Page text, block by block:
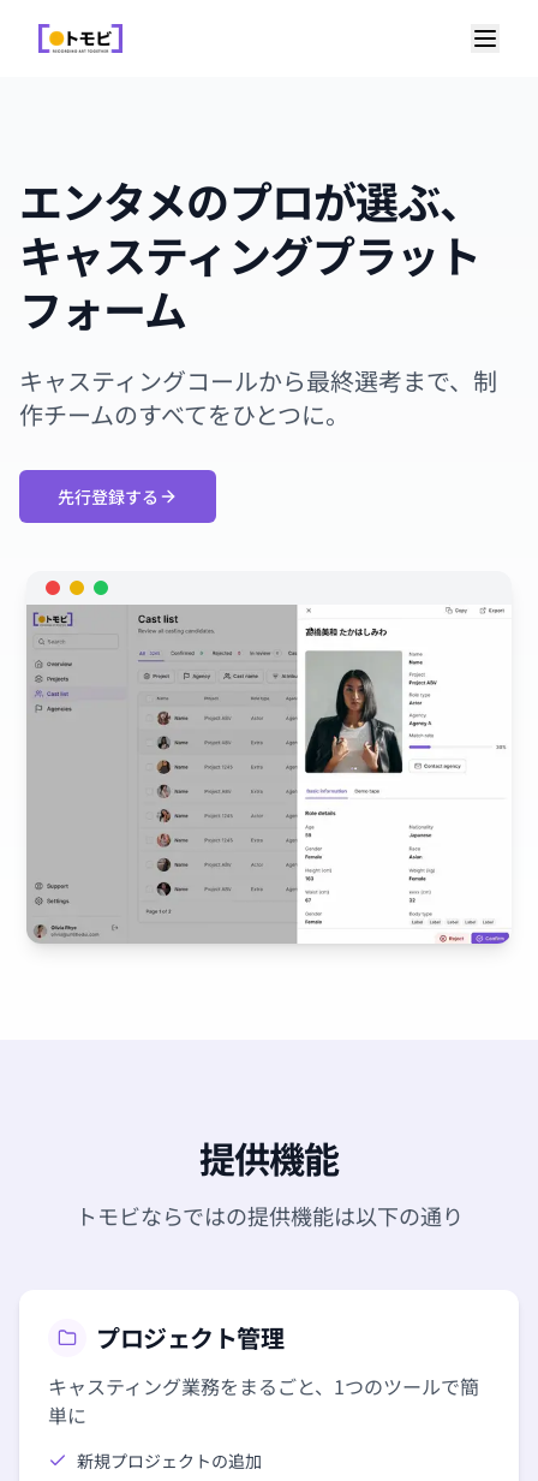
エンタメのプロが選ぶ、
キャスティングプラット
フォーム
キャスティングコールから最終選考まで、制
作チームのすべてをひとつに。
先行登録する
提供機能
トモビならではの提供機能は以下の通り
プロジェクト管理
キャスティング業務をまるごと、1つのツールで簡
単に
新規プロジェクトの追加